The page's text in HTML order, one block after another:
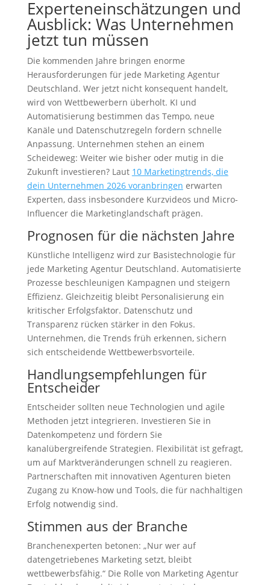
Experteneinschätzungen und
Ausblick: Was Unternehmen
jetzt tun müssen
Die kommenden Jahre bringen enorme
Herausforderungen für jede Marketing Agentur
Deutschland. Wer jetzt nicht konsequent handelt,
wird von Wettbewerbern überholt. KI und
Automatisierung bestimmen das Tempo, neue
Kanäle und Datenschutzregeln fordern schnelle
Anpassung. Unternehmen stehen an einem
Scheideweg: Weiter wie bisher oder mutig in die
Zukunft investieren? Laut 10 Marketingtrends, die
dein Unternehmen 2026 voranbringen erwarten
Experten, dass insbesondere Kurzvideos und Micro-
Influencer die Marketinglandschaft prägen.
Prognosen für die nächsten Jahre
Künstliche Intelligenz wird zur Basistechnologie für
jede Marketing Agentur Deutschland. Automatisierte
Prozesse beschleunigen Kampagnen und steigern
Effizienz. Gleichzeitig bleibt Personalisierung ein
kritischer Erfolgsfaktor. Datenschutz und
Transparenz rücken stärker in den Fokus.
Unternehmen, die Trends früh erkennen, sichern
sich entscheidende Wettbewerbsvorteile.
Handlungsempfehlungen für
Entscheider
Entscheider sollten neue Technologien und agile
Methoden jetzt integrieren. Investieren Sie in
Datenkompetenz und fördern Sie
kanalübergreifende Strategien. Flexibilität ist gefragt,
um auf Marktveränderungen schnell zu reagieren.
Partnerschaften mit innovativen Agenturen bieten
Zugang zu Know-how und Tools, die für nachhaltigen
Erfolg notwendig sind.
Stimmen aus der Branche
Branchenexperten betonen: „Nur wer auf
datengetriebenes Marketing setzt, bleibt
wettbewerbsfähig.“ Die Rolle von Marketing Agentur